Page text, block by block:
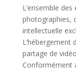
L’ensemble
photographies,
intellectuelle
L’hébergement
partage de
Conformément